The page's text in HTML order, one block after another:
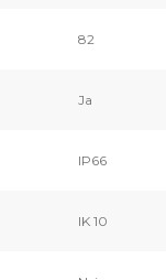
82
Ja
IP66
IK 10